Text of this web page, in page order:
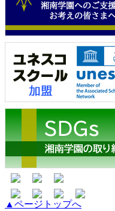
▲ページトップへ